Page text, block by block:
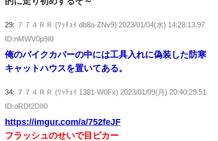
29: ７７４ＲＲ (ﾜｯﾁｮｲ db8a-ZNv9) 2023/01/04(水) 14:28:13.97
ID:nMWV0p9I0
俺のバイクカバーの中には工具入れに偽装した防寒
キャットハウスを置いてある。
34: ７７４ＲＲ (ﾜｯﾁｮｲ 1381-W0Fx) 2023/01/09(月) 20:40:29.51
ID:oRDf2DII0
https://imgur.com/a/752feJF
フラッシュのせいで目ピカー